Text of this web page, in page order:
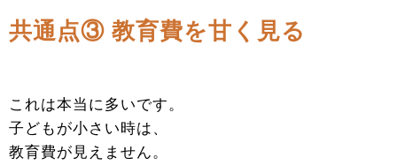
共通点③ 教育費を甘く見る
これは本当に多いです。
子どもが小さい時は、
教育費が見えません。